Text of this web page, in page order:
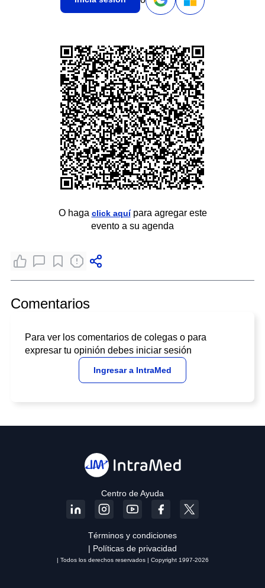
O haga click aquípara agregar este
evento a su agenda
Comentarios
Para ver los comentarios de colegas o para
expresar tu opinión debes iniciar sesión
Ingresar a IntraMed
Centro de Ayuda
Términos y condiciones
| Políticas de privacidad
| Todos los derechos reservados | Copyright 1997-2026